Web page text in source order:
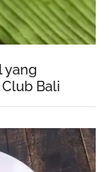
yang
Bali